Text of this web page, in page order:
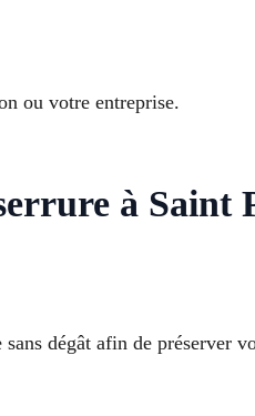
ou votre entreprise.
à Saint
dégât afin de préserver